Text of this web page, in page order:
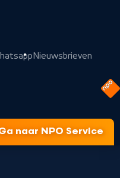
Nieuwsbrieven
naar NPO Service